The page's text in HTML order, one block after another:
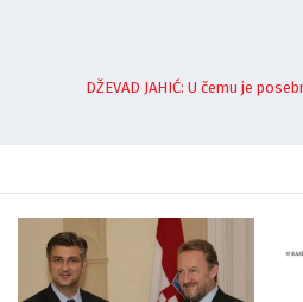
DŽEVAD JAHIĆ: U čemu je